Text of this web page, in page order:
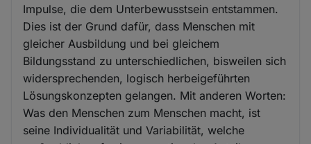
Impulse, die dem Unterbewusstsein entstammen.
Dies ist der Grund dafür, dass Menschen mit
gleicher Ausbildung und bei gleichem
Bildungsstand zu unterschiedlichen, bisweilen sich
widersprechenden, logisch herbeigeführten
Lösungskonzepten gelangen. Mit anderen Worten:
Was den Menschen zum Menschen macht, ist
seine Individualität und Variabilität, welche